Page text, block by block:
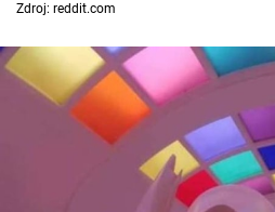
Zdroj: reddit.com